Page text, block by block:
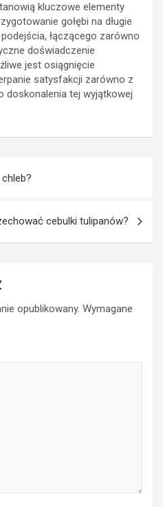
kluczowe elementy
gołębi na długie
łączącego zarówno
doświadczenie
jest osiągnięcie
satysfakcji zarówno z
doskonalenia tej wyjątkowej
cebulki tulipanów?
opublikowany. Wymagane